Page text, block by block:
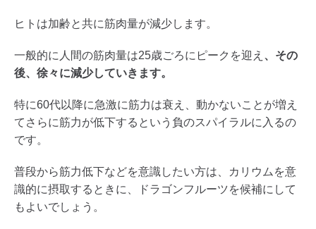
ヒトは加齢と共に筋肉量が減少します。
一般的に人間の筋肉量は25歳ごろにピークを迎え 、その
後、徐々に減少していきます。
特に60代以降に急激に筋力は衰え、動かないことが増え
てさらに筋力が低下するという負のスパイラルに入るの
です。
普段から筋力低下などを意識したい方は、カリウムを意
識的に摂取するときに、ドラゴンフルーツを候補にして
もよいでしょう。